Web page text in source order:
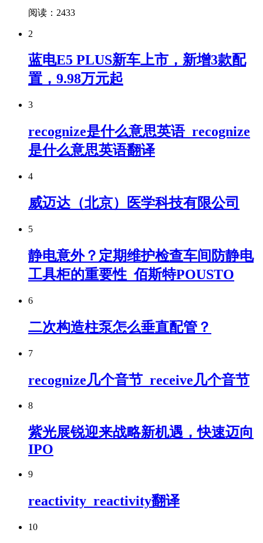
阅读：2433
2
蓝电E5 PLUS新车上市，新增3款配
置，9.98万元起
3
recognize是什么意思英语_recognize
是什么意思英语翻译
4
威迈达（北京）医学科技有限公司
5
静电意外？定期维护检查车间防静电
工具柜的重要性_佰斯特POUSTO
6
二次构造柱泵怎么垂直配管？
7
recognize几个音节_receive几个音节
8
紫光展锐迎来战略新机遇，快速迈向
IPO
9
reactivity_reactivity翻译
10